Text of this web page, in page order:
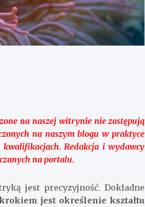
na naszej witrynie nie zastępują
na naszym blogu w praktyce
Redakcja i wydawcy
na portalu.
jest precyzyjność. Dokładne
jest określenie kształtu